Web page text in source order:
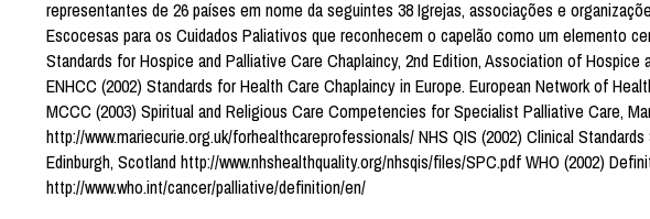
representantes de 26 países em nome da seguintes 38 Igrejas, associações e
Escocesas para os Cuidados Paliativos que reconhecem o capelão como um elemento
Standards for Hospice and Palliative Care Chaplaincy, 2nd Edition, Association of Hospice
ENHCC (2002) Standards for Health Care Chaplaincy in Europe. European Network of
MCCC (2003) Spiritual and Religious Care Competencies for Specialist Palliative Care,
http://www.mariecurie.org.uk/forhealthcareprofessionals/ NHS QIS (2002) Clinical
Edinburgh, Scotland http://www.nhshealthquality.org/nhsqis/files/SPC.pdf WHO (2002)
http://www.who.int/cancer/palliative/definition/en/